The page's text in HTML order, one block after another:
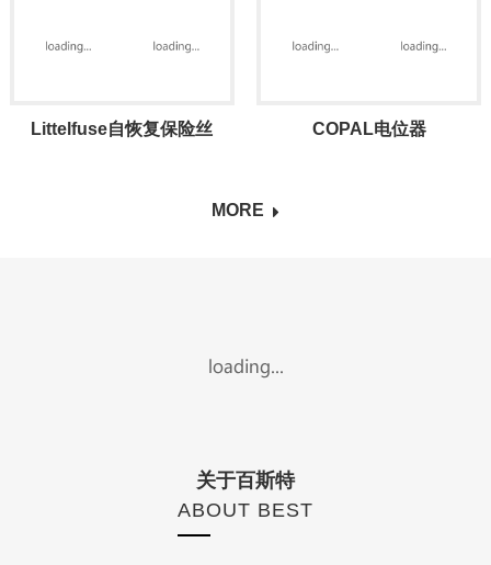
Littelfuse自恢复保险丝
COPAL电位器
MORE
ABOUT BEST
括：开关，可调电阻，电位器，编码器，传感器，连接器，可恢复式
保险丝等；广泛应用于汽车电子，家用电器，移动通讯，数码产品，
智能产品，安防工控，医疗电子，绿色能源等各大领域。